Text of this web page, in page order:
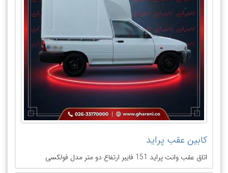
کابین عقب پراید
اتاق عقب وانت پراید 151 فایبر ارتفاع دو متر مدل فولکسی